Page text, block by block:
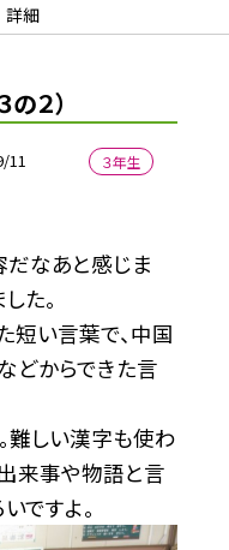
詳細
の２）
11 ３年生
なあと感じま
た。
短い言葉で、中国
どからできた言
難しい漢字も使わ
来事や物語と言
ですよ。